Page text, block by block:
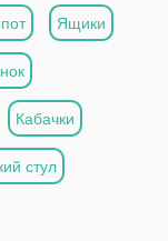
Ящики
Кабачки
стул